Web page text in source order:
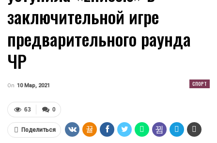
заключительной игре
предварительного раунда
ЧР
СПОРТ
On 10 Мар, 2021
0
63
Поделиться